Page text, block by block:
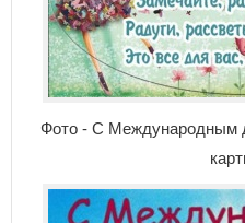
Фото - С Международным